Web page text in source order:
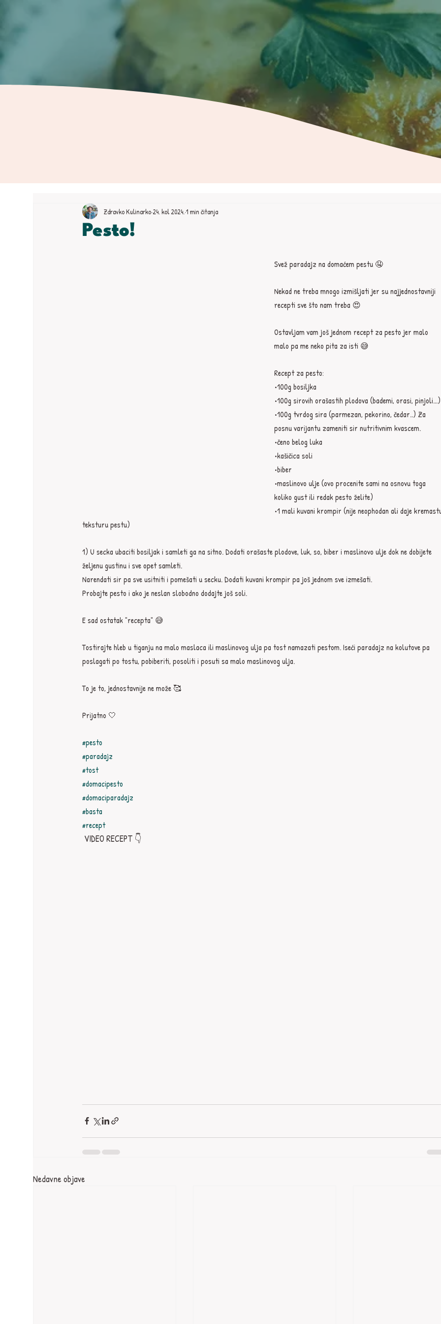
Pesto!
Zdravko Kulinarko 24. kol 2024.1 min čitanja
Svež paradajz na domaćem pestu 🤤
Nekad ne treba mnogo izmišljati jer su najjednostavniji
recepti sve što nam treba 😍
Ostavljam vam još jednom recept za pesto jer malo
malo pa me neko pita za isti 😅
Recept za pesto:
•100g bosiljka
•100g sirovih orašastih plodova (bademi, orasi, pinjoli...)
•100g tvrdog sira (parmezan, pekorino, čedar..) Za
posnu varijantu zameniti sir nutritivnim kvascem.
•čeno belog luka
•kašičica soli
•biber
•maslinovo ulje (ovo procenite sami na osnovu toga
koliko gust ili redak pesto želite)
•1 mali kuvani krompir (nije neophodan ali daje
teksturu pestu)
1) U secka ubaciti bosiljak i samleti ga na sitno. Dodati orašaste plodove, luk, so, biber i maslinovo ulje dok ne dobijete
željenu gustinu i sve opet samleti.
Narendati sir pa sve usitniti i pomešati u secku. Dodati kuvani krompir pa još jednom sve izmešati.
Probajte pesto i ako je neslan slobodno dodajte još soli.
E sad ostatak "recepta" 😅
Tostirajte hleb u tiganju na malo maslaca ili maslinovog ulja pa tost namazati pestom. Iseći paradajz na kolutove pa
poslagati po tostu, pobiberiti, posoliti i posuti sa malo maslinovog ulja.
To je to, jednostavnije ne može 🥰
Prijatno 🤍
#pesto
#paradajz
#tost
#domacipesto
#domaciparadajz
#basta
#recept
VIDEO RECEPT 👇
Nedavne objave